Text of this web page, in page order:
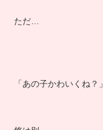
ただ…
「あの子かわいくね？」